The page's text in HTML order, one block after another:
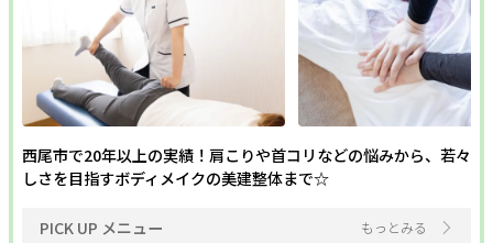
西尾市で20年以上の実績！肩こりや首コリなどの悩みから、若々
しさを目指すボディメイクの美建整体まで☆
PICK UP メニュー もっとみる